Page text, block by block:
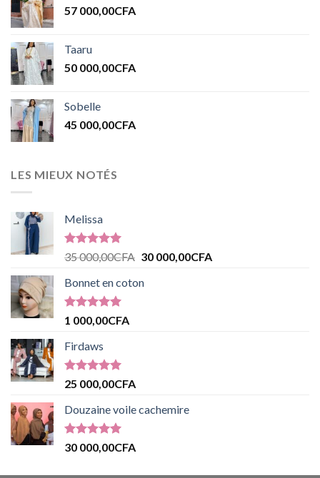
57 000,00CFA
Taaru
50 000,00CFA
Sobelle
45 000,00CFA
LES MIEUX NOTÉS
Melissa
Note5.00
35 000,00CFA 30 000,00CFA
Bonnet en coton
Note 5.00
1 000,00CFA
Firdaws
Note5.00
25 000,00CFA
Douzaine voile cachemire
Note5.00
30 000,00CFA